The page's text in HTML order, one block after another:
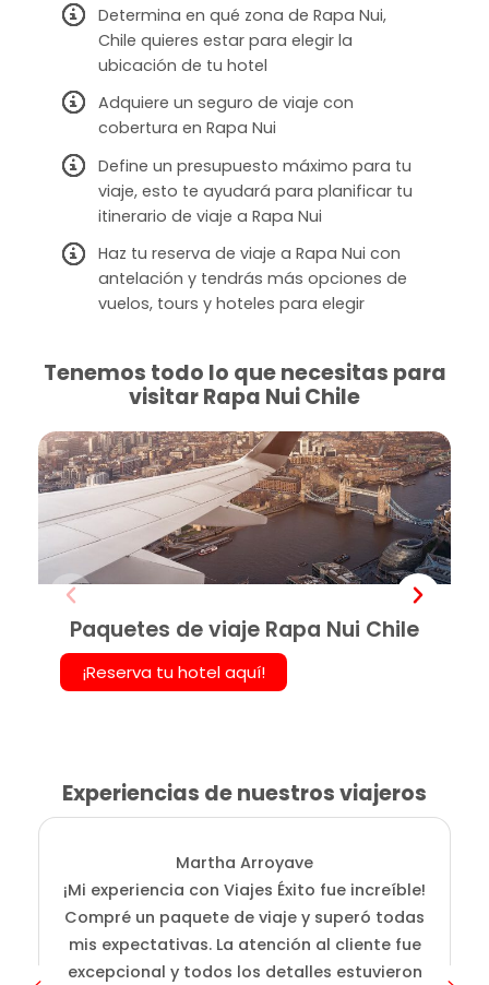
Determina en qué zona de Rapa Nui,
Chile quieres estar para elegir la
ubicación de tu hotel
Adquiere un seguro de viaje con
cobertura en Rapa Nui
Define un presupuesto máximo para tu
viaje, esto te ayudará para planificar tu
itinerario de viaje a Rapa Nui
Haz tu reserva de viaje a Rapa Nui con
antelación y tendrás más opciones de
vuelos, tours y hoteles para elegir
Tenemos todo lo que necesitas para
visitar Rapa Nui Chile
Paquetes de viaje Rapa Nui Chile
¡Reserva tu hotel aquí!
Experiencias de nuestros viajeros
Martha Arroyave
¡Mi experiencia con Viajes Éxito fue increíble!
Compré un paquete de viaje y superó todas
mis expectativas. La atención al cliente fue
excepcional y todos los detalles estuvieron